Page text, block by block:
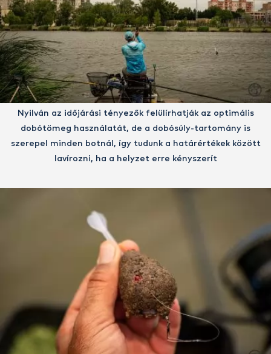
Nyilván az időjárási tényezők felülírhatják az optimális
dobótömeg használatát, de a dobósúly-tartomány is
szerepel minden botnál, így tudunk a határértékek között
lavírozni, ha a helyzet erre kényszerít